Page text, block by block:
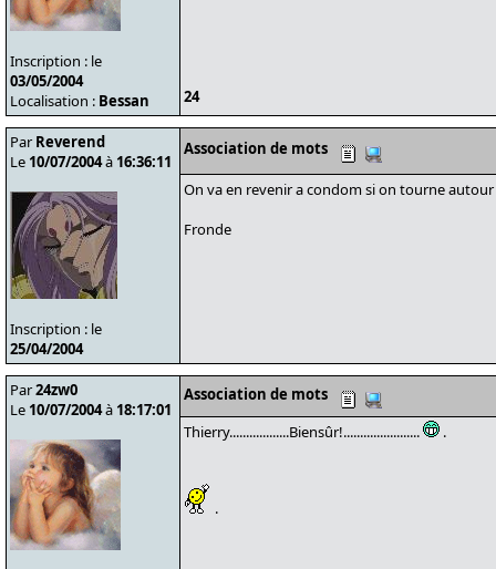
Inscription : le
03/05/2004
Localisation : Bessan 24
Par Reverend
Le 10/07/2004à 16:36:11
Inscription : le
25/04/2004
Association de mots
On va en revenir a condom si on tourne
Fronde
Par24zw0
Le 10/07/2004à 18:17:01
Association de mots
Thierry..................Biensûr!.......................
.
.